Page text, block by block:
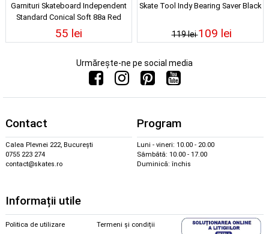
Garnituri Skateboard Independent
Standard Conical Soft 88a Red
55 lei
Skate Tool Indy Bearing Saver Black
119 lei109 lei
Urmărește-ne pe social media
Contact
Calea Plevnei 222, București
0755 223 274
contact@skates.ro
Program
Luni - vineri: 10.00 - 20.00
Sâmbătă: 10.00 - 17.00
Duminică: închis
Informații utile
Politica de utilizare
Termeni și condiții